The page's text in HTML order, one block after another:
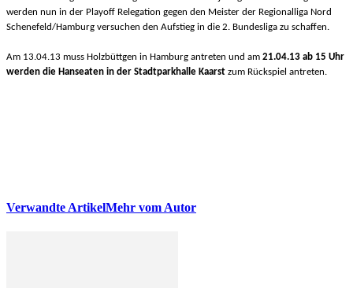
werden nun in der Playoff Relegation gegen den Meister der Regionalliga Nord
Schenefeld/Hamburg versuchen den Aufstieg in die 2. Bundesliga zu schaffen.
Am 13.04.13 muss Holzbüttgen in Hamburg antreten und am 21.04.13 ab 15 Uhr
werden die Hanseaten in der Stadtparkhalle Kaarst zum Rückspiel antreten.
Verwandte ArtikelMehr vom Autor